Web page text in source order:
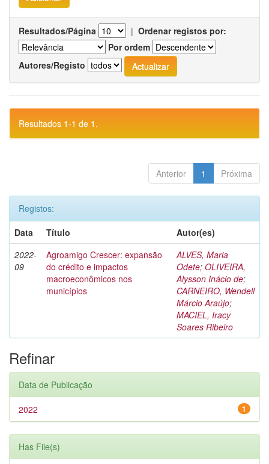
Resultados/Página | Ordenar registos por:
Por ordem
Autores/Registo
Resultados 1-1 de 1.
Anterior 1 Próxima
Registos:
Data
Título
Autor(es)
2022-
09
Agroamigo Crescer: expansão
do crédito e impactos
macroeconômicos nos
municípios
ALVES, Maria
Odete; OLIVEIRA,
Alysson Inácio de;
CARNEIRO, Wendell
Márcio Araújo;
MACIEL, Iracy
Soares Ribeiro
Refinar
Data de Publicação
1
2022
Has File(s)